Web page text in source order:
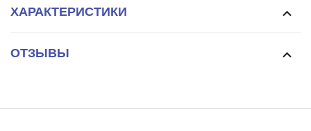
ХАРАКТЕРИСТИКИ
ОТЗЫВЫ